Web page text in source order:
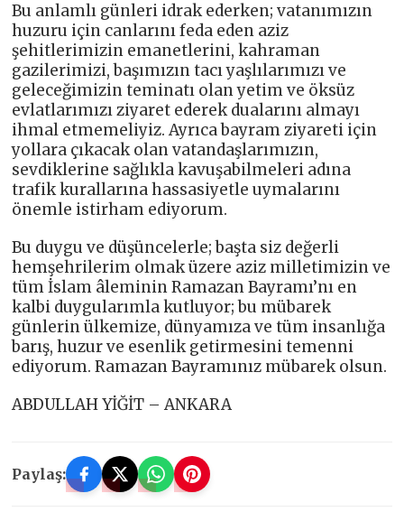
Bu anlamlı günleri idrak ederken; vatanımızın
huzuru için canlarını feda eden aziz
şehitlerimizin emanetlerini, kahraman
gazilerimizi, başımızın tacı yaşlılarımızı ve
geleceğimizin teminatı olan yetim ve öksüz
evlatlarımızı ziyaret ederek dualarını almayı
ihmal etmemeliyiz. Ayrıca bayram ziyareti için
yollara çıkacak olan vatandaşlarımızın,
sevdiklerine sağlıkla kavuşabilmeleri adına
trafik kurallarına hassasiyetle uymalarını
önemle istirham ediyorum.
Bu duygu ve düşüncelerle; başta siz değerli
hemşehrilerim olmak üzere aziz milletimizin ve
tüm İslam âleminin Ramazan Bayramı’nı en
kalbi duygularımla kutluyor; bu mübarek
günlerin ülkemize, dünyamıza ve tüm insanlığa
barış, huzur ve esenlik getirmesini temenni
ediyorum. Ramazan Bayramınız mübarek olsun.
ABDULLAH YİĞİT – ANKARA
Paylaş: